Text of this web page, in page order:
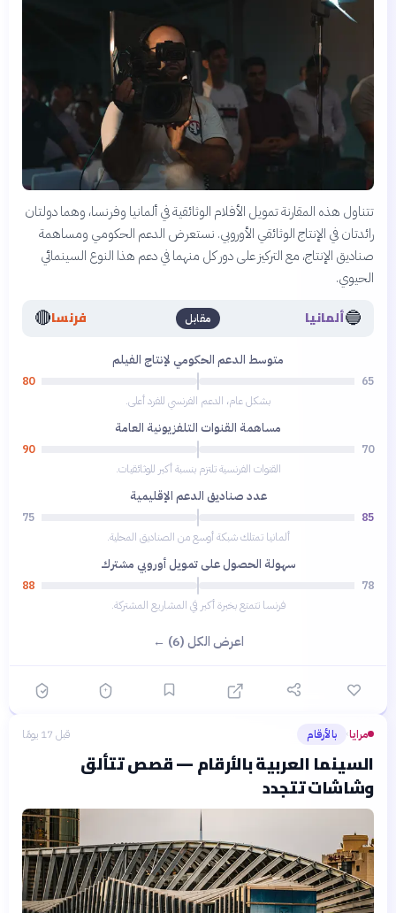
تتناول هذه المقارنة تمويل الأفلام الوثائقية في ألمانيا وفرنسا، وهما دولتان
رائدتان في الإنتاج الوثائقي الأوروبي. نستعرض الدعم الحكومي ومساهمة
صناديق الإنتاج، مع التركيز على دور كل منهما في دعم هذا النوع السينمائي
الحيوي.
🔵ألمانيا مقابل فرنسا🔴
متوسط الدعم الحكومي لإنتاج الفيلم
65
80
بشكل عام، الدعم الفرنسي للفرد أعلى.
مساهمة القنوات التلفزيونية العامة
70
90
القنوات الفرنسية تلتزم بنسبة أكبر للوثائقيات.
عدد صناديق الدعم الإقليمية
85
75
ألمانيا تمتلك شبكة أوسع من الصناديق المحلية.
سهولة الحصول على تمويل أوروبي مشترك
78
88
فرنسا تتمتع بخبرة أكبر في المشاريع المشتركة.
اعرض الكل (6) ←
مرايا› بالأرقام قبل 17 يومًا
السينما العربية بالأرقام — قصص تتألق
وشاشات تتجدد